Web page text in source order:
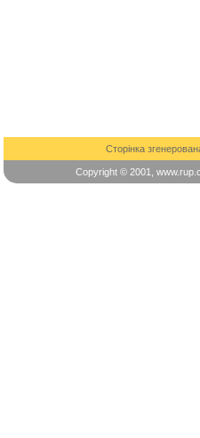
Сторінка
Copyright © 2001,